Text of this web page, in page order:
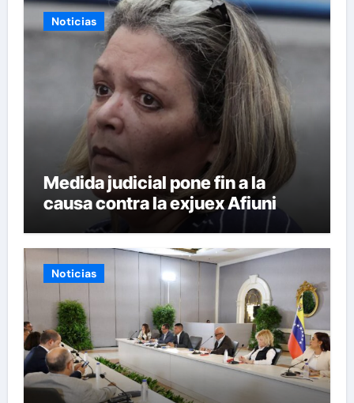
Noticias
Medida judicial pone fin a la
causa contra la exjuex Afiuni
Noticias